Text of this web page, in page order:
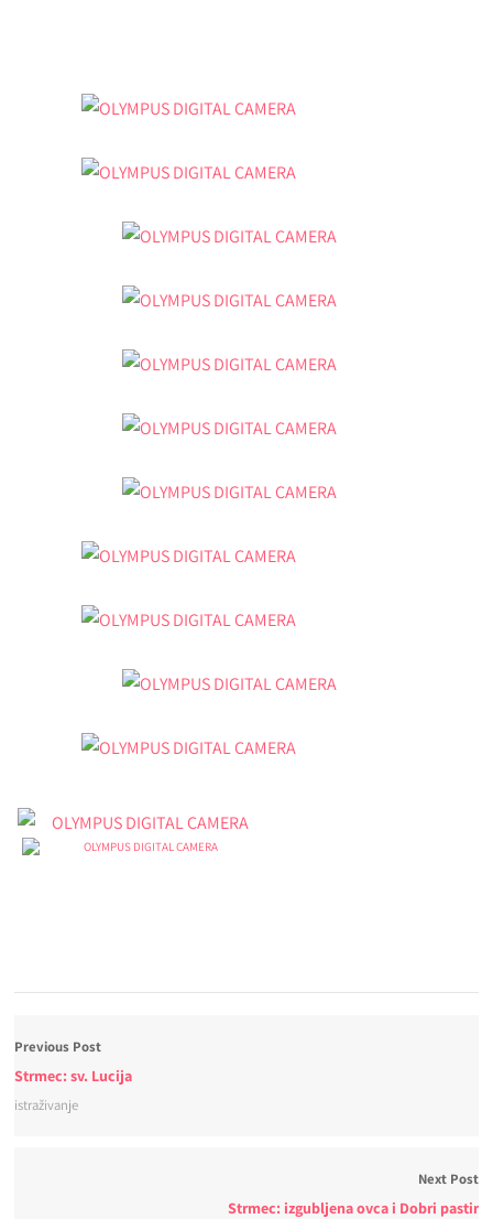
Previous Post
Strmec: sv. Lucija
istraživanje
Next Post
Strmec: izgubljena ovca i Dobri pastir